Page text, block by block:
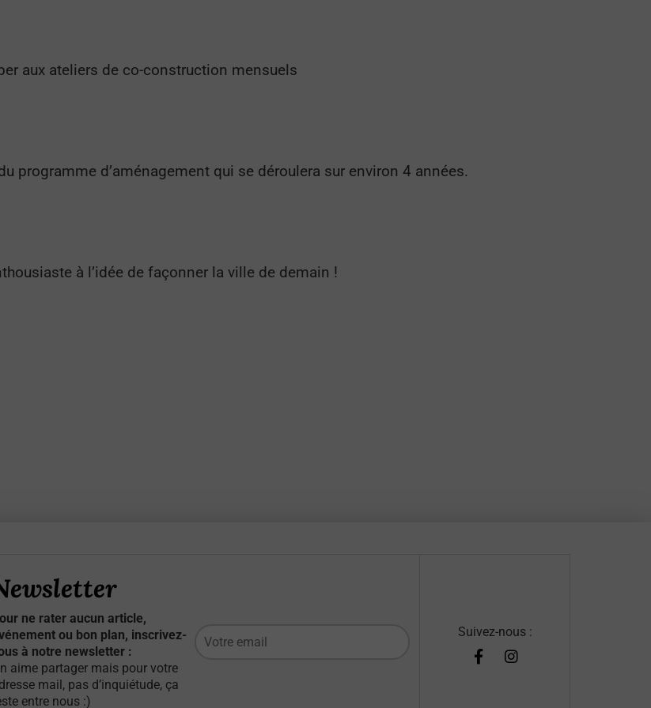
aux ateliers de co-construction mensuels
programme d’aménagement qui se déroulera sur environ 4 années.
à l’idée de façonner la ville de demain !
ne rater aucun article,
ou bon plan, inscrivez-
à notre newsletter :
aime partager mais pour votre
mail, pas d’inquiétude, ça
entre nous :)
Suivez-nous :